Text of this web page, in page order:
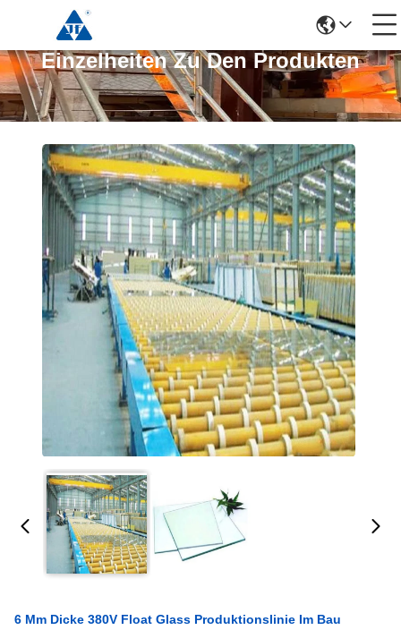
Einzelheiten Zu Den Produkten
6 Mm Dicke 380V Float Glass Produktionslinie Im Bau